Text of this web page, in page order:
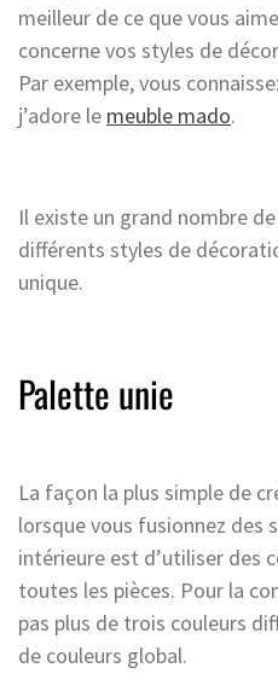
meilleur de ce que vous
concerne vos styles de
Par exemple, vous
j’adore le meuble mado.
Il existe un grand nombre
différents styles de
unique.
Palette unie
La façon la plus simple de
lorsque vous fusionnez des
intérieure est d’utiliser des
toutes les pièces. Pour la
pas plus de trois couleurs
de couleurs global.